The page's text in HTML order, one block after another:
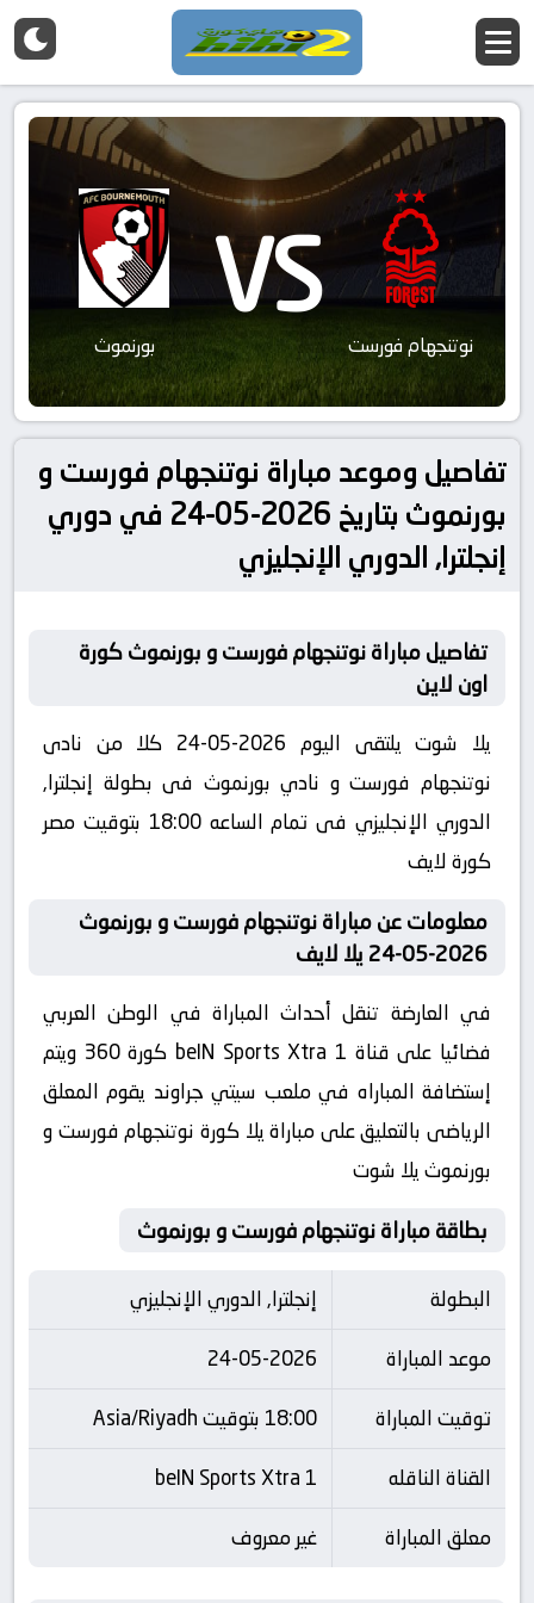
نوتنجهام فورست VS بورنموث
تفاصيل وموعد مباراة نوتنجهام فورست و
بورنموث بتاريخ 2026-05-24 في دوري
إنجلترا, الدوري الإنجليزي
تفاصيل مباراة نوتنجهام فورست و بورنموث كورة
اون لاين
يلا شوت يلتقى اليوم 2026-05-24 كلا من نادى
نوتنجهام فورست و نادي بورنموث فى بطولة إنجلترا,
الدوري الإنجليزي فى تمام الساعه 18:00 بتوقيت مصر
كورة لايف
معلومات عن مباراة نوتنجهام فورست و بورنموث
2026-05-24 يلا لايف
في العارضة تنقل أحداث المباراة في الوطن العربي
فضائيا على قناة beIN Sports Xtra 1 كورة 360 ويتم
إستضافة المباراه في ملعب سيتي جراوند يقوم المعلق
الرياضى بالتعليق على مباراة يلا كورة نوتنجهام فورست و
بورنموث يلا شوت
بطاقة مباراة نوتنجهام فورست و بورنموث
البطولة
إنجلترا, الدوري الإنجليزي
موعد المباراة
24-05-2026
توقيت المباراة
18:00 بتوقيت Asia/Riyadh
القناة الناقله
beIN Sports Xtra 1
معلق المباراة
غير معروف